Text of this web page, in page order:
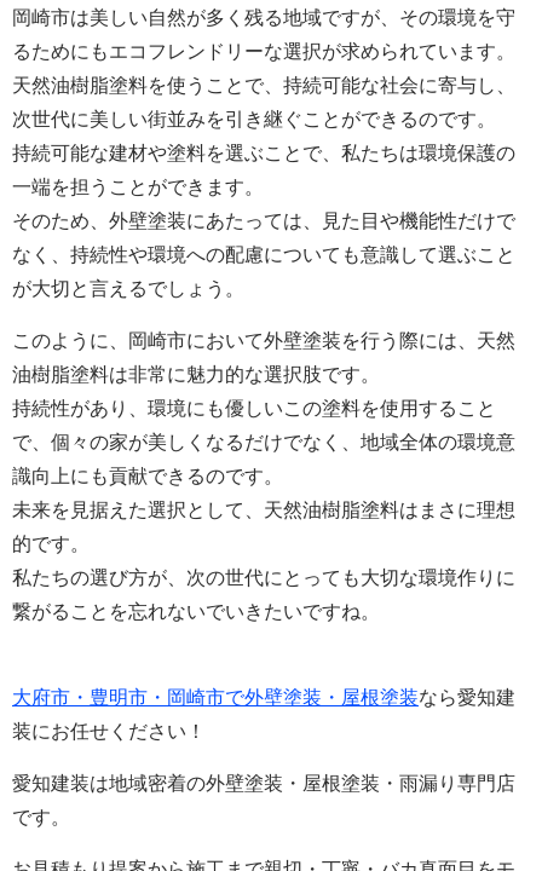
岡崎市は美しい自然が多く残る地域ですが、その環境を守
るためにもエコフレンドリーな選択が求められています。
天然油樹脂塗料を使うことで、持続可能な社会に寄与し、
次世代に美しい街並みを引き継ぐことができるのです。
持続可能な建材や塗料を選ぶことで、私たちは環境保護の
一端を担うことができます。
そのため、外壁塗装にあたっては、見た目や機能性だけで
なく、持続性や環境への配慮についても意識して選ぶこと
が大切と言えるでしょう。
このように、岡崎市において外壁塗装を行う際には、天然
油樹脂塗料は非常に魅力的な選択肢です。
持続性があり、環境にも優しいこの塗料を使用すること
で、個々の家が美しくなるだけでなく、地域全体の環境意
識向上にも貢献できるのです。
未来を見据えた選択として、天然油樹脂塗料はまさに理想
的です。
私たちの選び方が、次の世代にとっても大切な環境作りに
繋がることを忘れないでいきたいですね。
大府市・豊明市・岡崎市で外壁塗装・屋根塗装なら愛知建
装にお任せください！
愛知建装は地域密着の外壁塗装・屋根塗装・雨漏り専門店
です。